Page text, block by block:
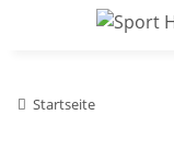
Startseite